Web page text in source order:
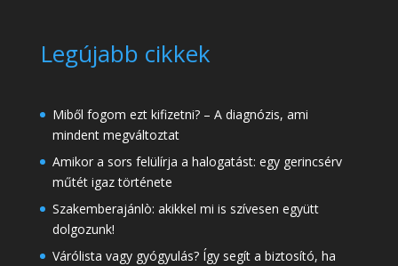
Legújabb cikkek
Miből fogom ezt kifizetni? – A diagnózis, ami
mindent megváltoztat
Amikor a sors felülírja a halogatást: egy gerincsérv
műtét igaz története
Szakemberajánlò: akikkel mi is szívesen együtt
dolgozunk!
Várólista vagy gyógyulás? Így segít a biztosító, ha